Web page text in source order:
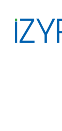
contenu